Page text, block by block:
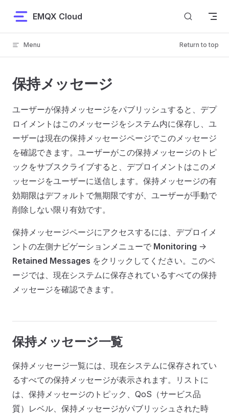
Skip to content
EMQX Cloud
Menu Return to top
保持メッセージ
ユーザーが保持メッセージをパブリッシュすると、デプ
ロイメントはこのメッセージをシステム内に保存し、ユ
ーザーは現在の保持メッセージページでこのメッセージ
を確認できます。ユーザーがこの保持メッセージのトピ
ックをサブスクライブすると、デプロイメントはこのメ
ッセージをユーザーに送信します。保持メッセージの有
効期限はデフォルトで無期限ですが、ユーザーが手動で
削除しない限り有効です。
保持メッセージページにアクセスするには、デプロイメ
ントの左側ナビゲーションメニューで Monitoring ->
Retained Messages をクリックしてください。このペ
ージでは、現在システムに保存されているすべての保持
メッセージを確認できます。
保持メッセージ一覧
保持メッセージ一覧には、現在システムに保存されてい
るすべての保持メッセージが表示されます。リストに
は、保持メッセージのトピック、QoS（サービス品
質）レベル、保持メッセージがパブリッシュされた時